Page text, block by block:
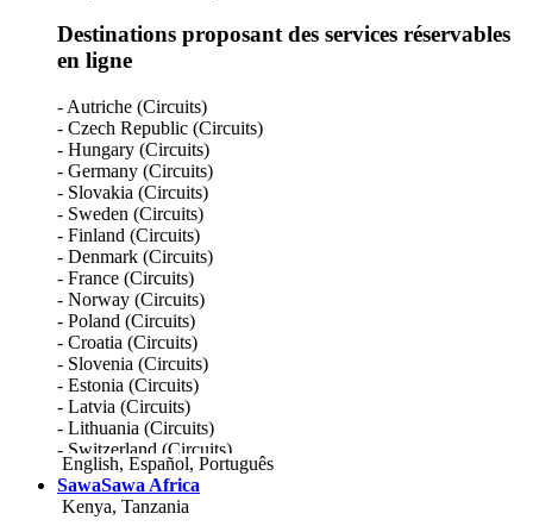
Destinations proposant des services réservables
en ligne
- Autriche (Circuits)
- Czech Republic (Circuits)
- Hungary (Circuits)
- Germany (Circuits)
- Slovakia (Circuits)
- Sweden (Circuits)
- Finland (Circuits)
- Denmark (Circuits)
- France (Circuits)
- Norway (Circuits)
- Poland (Circuits)
- Croatia (Circuits)
- Slovenia (Circuits)
- Estonia (Circuits)
- Latvia (Circuits)
- Lithuania (Circuits)
- Switzerland (Circuits)
- Bosnie-Herzégovine (Circuits)
- Belgique (Circuits)
- Netherlands (Circuits)
English, Español, Português
SawaSawa Africa
Kenya, Tanzania